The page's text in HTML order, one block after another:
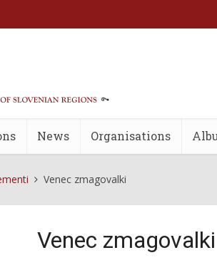
News Organisations
Venec zmagovalki
Venec zmagovalki